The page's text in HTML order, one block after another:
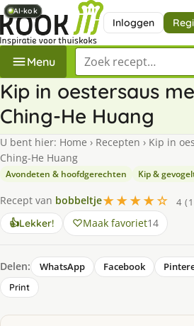
Inloggen
Menu Zoek een recept
Kip in oestersaus
Ching-He Huang
U bent hier: Home › Recepten › Kip in
Ching-He Huang
Avondeten & hoofdgerechten Kip &
Recept van bobbeltje★★★★☆
4
👍Lekker! Maak favoriet14
Delen: WhatsApp Facebook
Print
AI-kok
AI-kok
AI-kok
AI-kok
AI-kok